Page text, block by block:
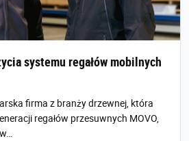
systemu regałów mobilnych
firma z branży drzewnej, która
regałów przesuwnych MOVO,